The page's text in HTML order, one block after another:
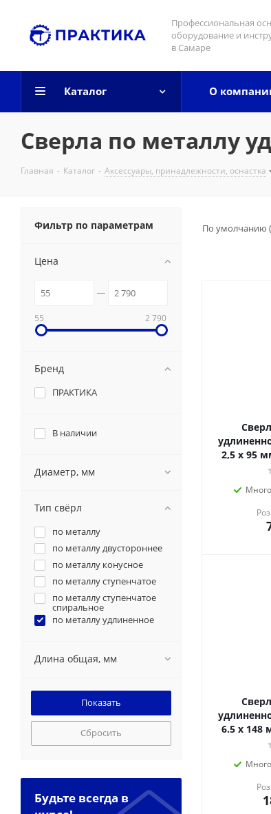
Профессиональная
оборудование и
в Самаре
Каталог О
Сверла по металлу
Главная - Каталог - Аксессуары, принадлежности, оснастка
По умолчанию
2,5 х 95
Много
6.5 х 148
Много
Фильтр по параметрам
Цена
55 2 790
Бренд
ПРАКТИКА
В наличии
Диаметр, мм
Тип свёрл
по металлу
по металлу двустороннее
по металлу конусное
по металлу ступенчатое
по металлу ступенчатое
спиральное
по металлу удлиненное
Длина общая, мм
Сбросить
Будьте всегда в